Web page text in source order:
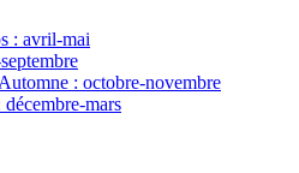
: avril-mai
Automne : octobre-novembre
mars